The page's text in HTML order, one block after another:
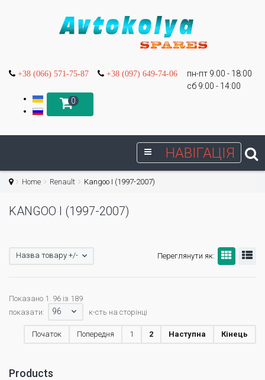
+38 (066) 571-75-87 +38 (097) 649-74-06
пн-пт 9:00 - 18:00
сб 9:00 - 14:00
0
НАВІГАЦІЯ
Home Renault Kangoo I (1997-2007)
KANGOO I (1997-2007)
Переглянути як:
Назва товару +/-
Показано 1. 96 із 189
показати:
96 к-сть на сторінці
Початок Попередня 1 2 Наступна Кінець
Products